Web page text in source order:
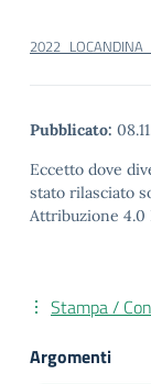
Pubblicato:
Eccetto dove
stato rilasciato
Attribuzione 4.0
Stampa /
Argomenti